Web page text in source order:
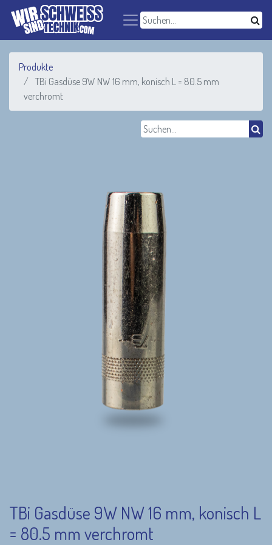
Produkte
TBi Gasdüse 9W NW 16 mm, konisch L = 80.5 mm
verchromt
TBi Gasdüse 9W NW 16 mm, konisch L
= 80.5 mm verchromt